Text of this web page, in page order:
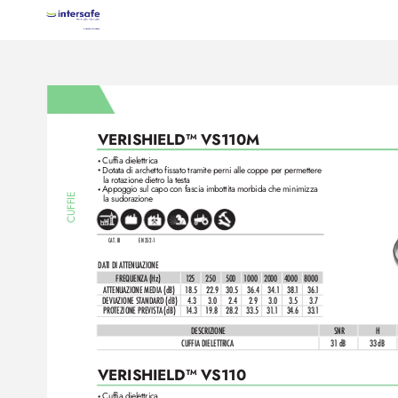
CUFFIE
VERISHIELD™ VS110
• Cuffia dielettrica
• Dotata di archetto fissato tramite perni alle coppe per permettere
la rotazione dietro la testa
• Appoggio sul capo con fascia imbottita morbida che minimizza
la sudorazione
CAT. III EN 352-1
VERISHIELD™ VS110M
DESCRIZIONE SNR H
CUFFIA DIELETTRICA
31 dB 33 dB
FREQUENZA (Hz) 125 250 500 1000 2000 4000 8000
ATTENUAZIONE MEDIA (dB) 18.5 22.9 30.5 36.4 34. 1 38.1 36.1
DEVIAZIONE STANDARD (dB)
4.3 3.0 2.4 2.9 3.0 3.5 3.7
PROTEZIONE PREVISTA (dB) 14.3 19.8 28.2 33.5 31.1 34.6 33.1
DATI DI ATTENUAZIONE